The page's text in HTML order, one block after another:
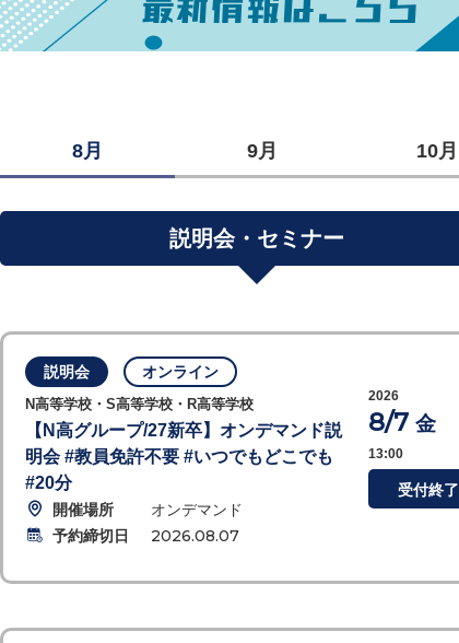
8月 9月 10月
説明会・セミナー
説明会 オンライン
N高等学校・S高等学校・R高等学校
【N高グループ/27新卒】オンデマンド説
明会 #教員免許不要 #いつでもどこでも
#20分
開催場所
オンデマンド
予約締切日
2026.08.07
2026
8/7 金
13:00
受付終了